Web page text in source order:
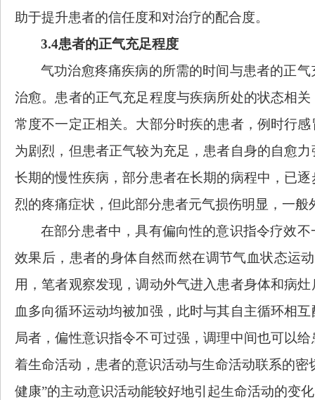
助于提升患者的信任度和对治疗的配合度。
3.4患者的正气充足程度
气功治愈疼痛疾病的所需的时间与患者的正
治愈。患者的正气充足程度与疾病所处的状态相
常度不一定正相关。大部分时疾的患者，例时行
为剧烈，但患者正气较为充足，患者自身的自愈
长期的慢性疾病，部分患者在长期的病程中，已
烈的疼痛症状，但此部分患者元气损伤明显，一般
在部分患者中，具有偏向性的意识指令疗效
效果后，患者的身体自然而然在调节气血状态运
用，笔者观察发现，调动外气进入患者身体和病
血多向循环运动均被加强，此时与其自主循环相
局者，偏性意识指令不可过强，调理中间也可以
着生命活动， 患者的意识活动与生命活动联系的
健康”的主动意识活动能较好地引起生命活动的变